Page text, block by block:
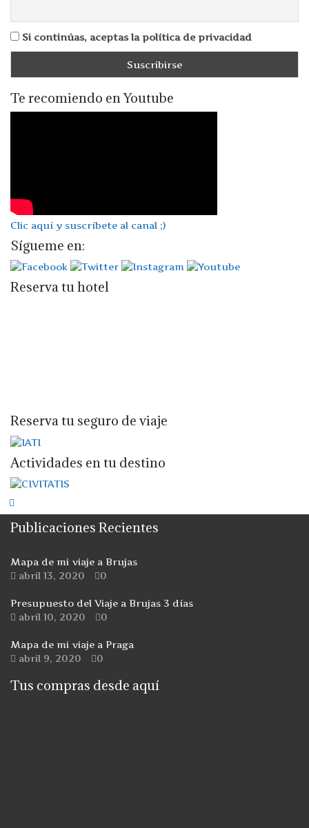
Si continúas, aceptas la política de privacidad
Te recomiendo en Youtube
Clic aquí y suscríbete al canal ;)
Sígueme en:
Reserva tu hotel
Reserva tu seguro de viaje
Actividades en tu destino
Publicaciones Recientes
Mapa de mi viaje a Brujas
abril 13, 2020
0
Presupuesto del Viaje a Brujas 3 días
abril 10, 2020
0
Mapa de mi viaje a Praga
abril 9, 2020
0
Tus compras desde aquí